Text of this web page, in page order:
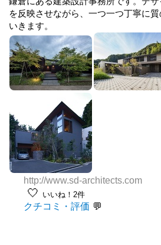
を反映させながら、一つ一つ丁寧に
いきます。
http://www.sd-architects.com
🤍 いいね！2件
クチコミ・評価